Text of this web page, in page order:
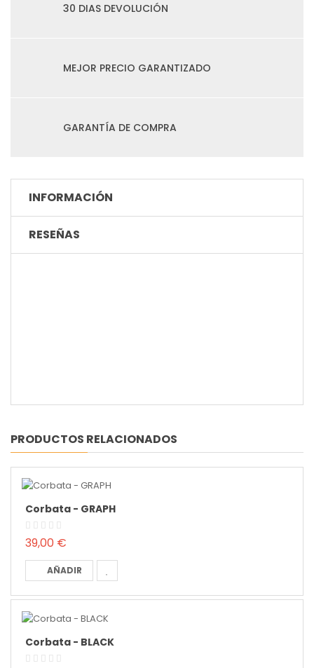
30 DIAS DEVOLUCIÓN
MEJOR PRECIO GARANTIZADO
GARANTÍA DE COMPRA
INFORMACIÓN
RESEÑAS
PRODUCTOS RELACIONADOS
Corbata - GRAPH
39,00 €
AÑADIR
Corbata - BLACK